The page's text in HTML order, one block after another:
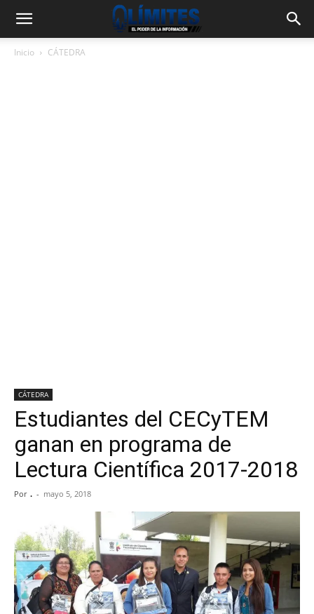
Inicio CÁTEDRA
CÁTEDRA
Estudiantes del CECyTEM
ganan en programa de
Lectura Científica 2017-2018
Por . - mayo 5, 2018